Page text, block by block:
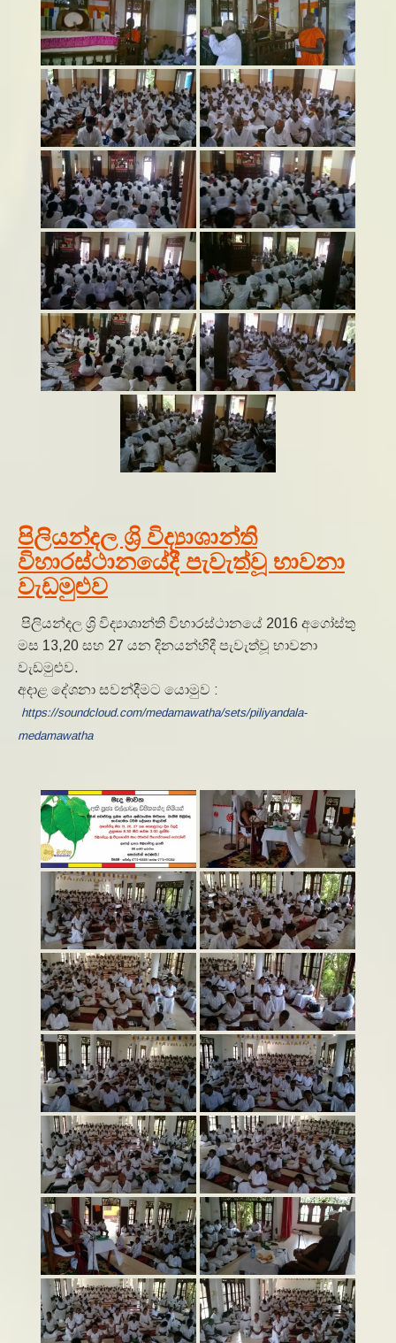
පිලියන්දල ශ්‍රි විද්‍යාශාන්ති
විහාරස්ථානයේදී පැවැත්වූ භාවනා
වැඩමුළුව
පිලියන්දල ශ්‍රි විද්‍යාශාන්ති විහාරස්ථානයේ 2016 අගෝස්තු
මස 13,20 සහ 27 යන දිනයන්හිදී පැවැත්වූ භාවනා
වැඩමුළුව.
අදාළ දේශනා සවන්දීමට යොමුව :
https://soundcloud.com/medamawatha/sets/piliyandala-
medamawatha